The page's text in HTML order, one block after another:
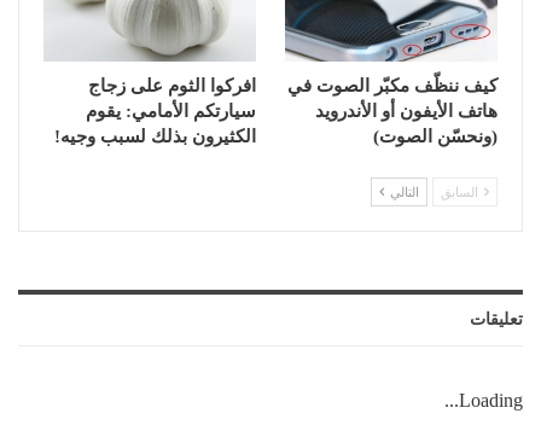
كيف ننظّف مكبّر الصوت في
هاتف الأيفون أو الأندرويد
(ونحسّن الصوت)
افركوا الثوم على زجاج
سيارتكم الأمامي: يقوم
الكثيرون بذلك لسبب وجيه!
السابق التالي
تعليقات
Loading...